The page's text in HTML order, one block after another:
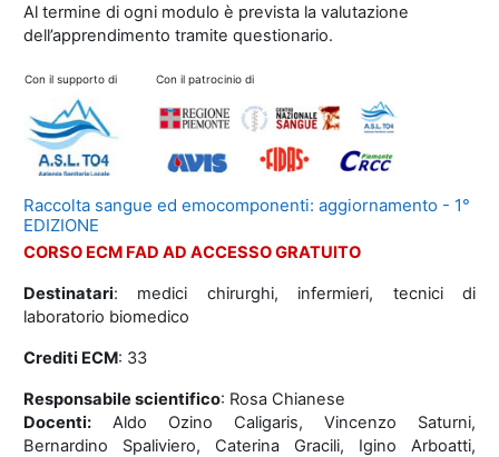
Al termine di ogni modulo è prevista la valutazione
dell’apprendimento tramite questionario.
Con il supporto di Con il patrocinio di
Raccolta sangue ed emocomponenti: aggiornamento - 1°
EDIZIONE
CORSO ECM FAD AD ACCESSO GRATUITO
Destinatari: medici chirurghi, infermieri, tecnici di
laboratorio biomedico
Crediti ECM: 33
Responsabile scientifico: Rosa Chianese
Docenti: Aldo Ozino Caligaris, Vincenzo Saturni,
Bernardino Spaliviero, Caterina Gracili, Igino Arboatti,